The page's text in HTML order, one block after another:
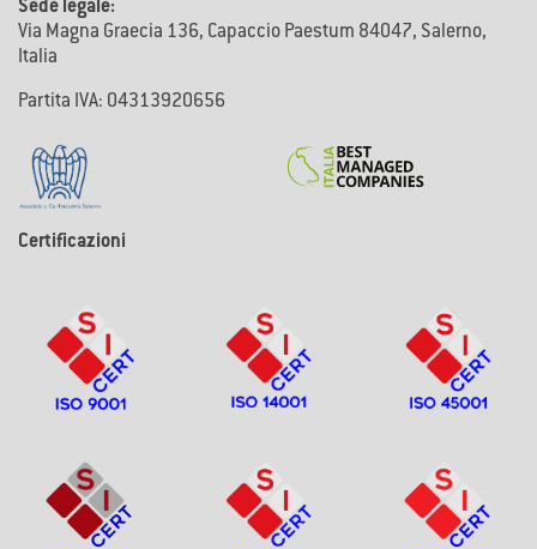
Sede legale:
Via Magna Graecia 136, Capaccio Paestum 84047, Salerno,
Italia
Partita IVA: 04313920656
Certificazioni